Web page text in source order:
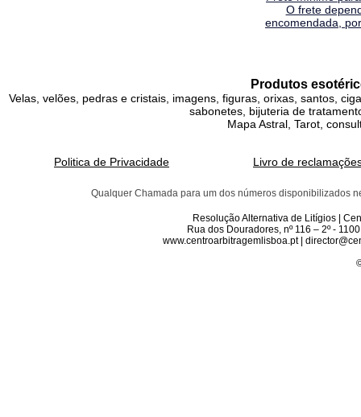
O frete
encomendada,
Produtos
Velas, velões, pedras e cristais, imagens, figuras, orixas, santos,
sabonetes, bijuteria de
Mapa Astral, Tarot,
Politica de Privacidade Livro de
Qualquer Chamada para um dos números disponibilizados
Resolução Alternativa de Litígios |
Rua dos Douradores, nº 116 – 2º -
www.centroarbitragemlisboa.pt |